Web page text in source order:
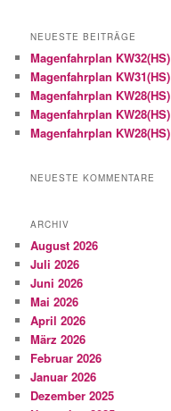
NEUESTE BEITRÄGE
Magenfahrplan KW32(HS)
Magenfahrplan KW31(HS)
Magenfahrplan KW28(HS)
Magenfahrplan KW28(HS)
Magenfahrplan KW28(HS)
NEUESTE KOMMENTARE
ARCHIV
August 2026
Juli 2026
Juni 2026
Mai 2026
April 2026
März 2026
Februar 2026
Januar 2026
Dezember 2025